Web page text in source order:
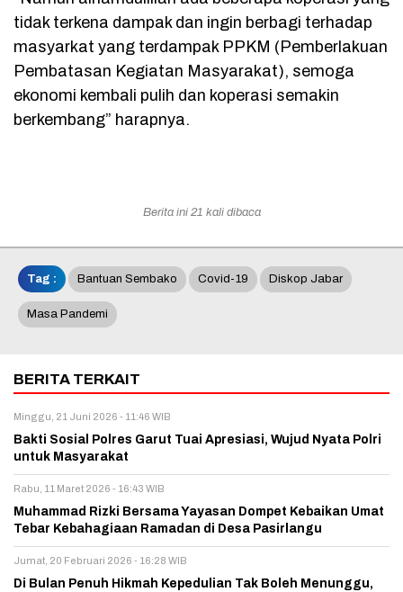
tidak terkena dampak dan ingin berbagi terhadap
masyarkat yang terdampak PPKM (Pemberlakuan
Pembatasan Kegiatan Masyarakat), semoga
ekonomi kembali pulih dan koperasi semakin
berkembang” harapnya.
Berita ini 21 kali dibaca
Tag : Bantuan Sembako Covid-19 Diskop Jabar
Masa Pandemi
BERITA TERKAIT
Minggu, 21 Juni 2026 - 11:46 WIB
Bakti Sosial Polres Garut Tuai Apresiasi, Wujud Nyata Polri
untuk Masyarakat
Rabu, 11 Maret 2026 - 16:43 WIB
Muhammad Rizki Bersama Yayasan Dompet Kebaikan Umat
Tebar Kebahagiaan Ramadan di Desa Pasirlangu
Jumat, 20 Februari 2026 - 16:28 WIB
Di Bulan Penuh Hikmah Kepedulian Tak Boleh Menunggu,